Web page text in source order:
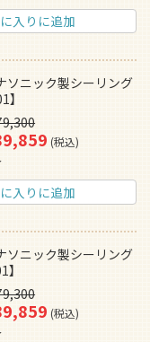
入りに追加
ソニック製シーリング
税込
入りに追加
ソニック製シーリング
税込